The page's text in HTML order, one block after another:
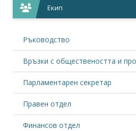
Екип
Ръководство
Връзки с обществеността и
Парламентарен секретар
Правен отдел
Финансов отдел